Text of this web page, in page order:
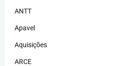
ANTT
Apavel
Aquisições
ARCE